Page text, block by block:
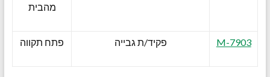
מהבית
M-7903 פקיד/ת גבייה פתח תקווה